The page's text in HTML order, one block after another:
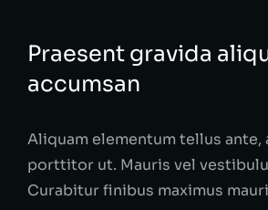
Praesent gravida
accumsan
Aliquam elementum tellus ante,
porttitor ut. Mauris vel
Curabitur finibus maximus